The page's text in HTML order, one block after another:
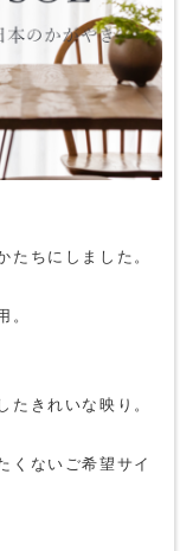
たちにしました。
。
たきれいな映り。
くないご希望サイ